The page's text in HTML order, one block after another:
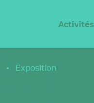
Activités
Exposition